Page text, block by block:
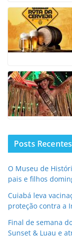
Posts Recentes
O Museu de
pais e filhos
Cuiabá leva
proteção contra a
Final de semana
Sunset & Luau e